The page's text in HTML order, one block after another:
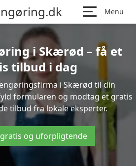
Menu
i Skærød – få et
tilbud i dag
i Skærød til din
formularen og modtag et gratis
tilbud fra lokale eksperter.
og uforpligtende